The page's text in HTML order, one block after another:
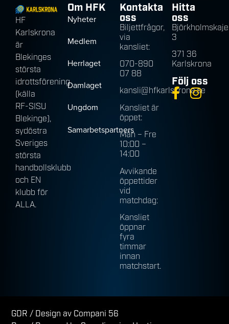
HF
Karlskrona
är
Blekinges
största
idrottsförening
(källa
RF-SISU
Blekinge),
sydöstra
Sveriges
största
handbollsklubb
och EN
klubb för
ALLA.
Om HFK
Nyheter
Medlem
Herrlaget
Damlaget
Ungdom
Samarbetspartners
Kontakta
oss
Biljettfrågor,
via
kansliet:
070-890
07 88
kansli@hfkarlskrona.se
Kansliet är
öppet:
Mån – Fre
10:00 –
14:00
Avvikande
öppettider
vid
matchdag:
Kansliet
öppnar
fyra
timmar
innan
matchstart.
Hitta
oss
3
371 36
Karlskrona
Följ oss
GDR / Design av Compani 56